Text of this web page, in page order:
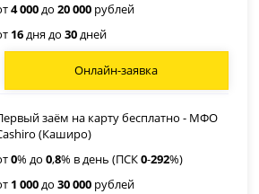
4 000до20 000 рублей
16дня до30дней
Онлайн-заявка
заём на карту бесплатно - МФО
(Каширо)
0% до0,8% в день (ПСК0-292%)
1 000до30 000 рублей